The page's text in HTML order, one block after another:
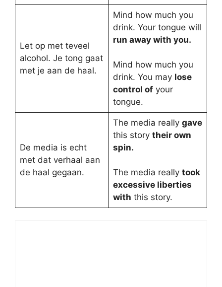
Let op met teveel
alcohol. Je tong gaat
met je aan de haal.
Mind how much you
drink. Your tongue will
run away with you.
Mind how much you
drink. You may lose
control ofyour
tongue.
De media is echt
met dat verhaal aan
de haal gegaan.
The media really gave
this story their own
spin.
The media really took
excessive liberties
with this story.